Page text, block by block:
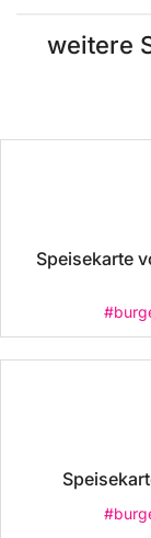
weitere
Speisekarte